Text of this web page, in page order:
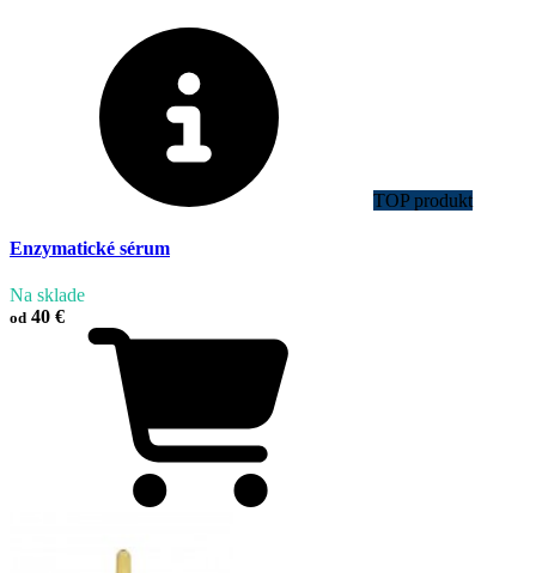
TOP produkt
Enzymatické sérum
Na sklade
od 40 €